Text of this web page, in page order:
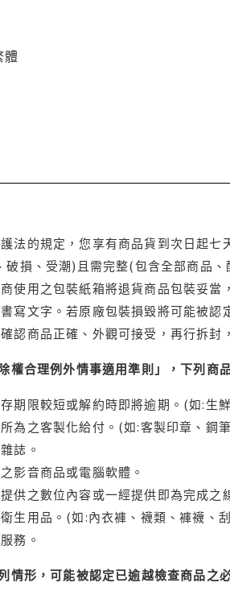
法的規定，您享有商品貨到次日起
破損、受潮)且需完整(包含全部商品
使用之包裝紙箱將退貨商品包裝妥
書寫文字。若原廠包裝損毀將可能被
認商品正確、外觀可接受，再行拆封
權合理例外情事適用準則」，下列商
期限較短或解約時即將逾期。(如:生
為之客製化給付。(如:客製印章、鋼
誌。
影音商品或電腦軟體。
供之數位內容或一經提供即為完成
生用品。(如:內衣褲、襪類、褲襪、
務。
情形，可能被認定已逾越檢查商品